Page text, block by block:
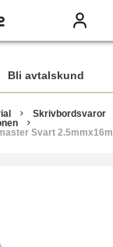
Bli avtalskund
Skrivbordsvaror
Svart 2.5mmx16m